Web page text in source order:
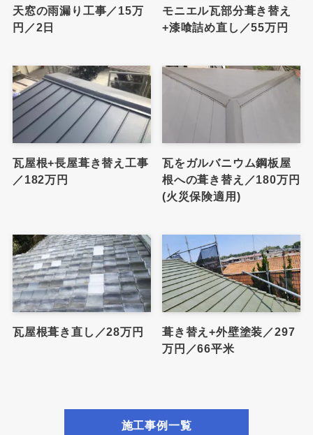
天窓の雨漏り工事／15万
円／2日
モニエル瓦部分葺き替え
+漆喰詰め直し／55万円
瓦屋根+長屋葺き替え工事
／182万円
瓦をガルバニウム鋼板屋
根への葺き替え／180万円
(火災保険適用)
瓦屋根葺き直し／28万円
葺き替え+外壁塗装／297
万円／66平米
施工事例一覧